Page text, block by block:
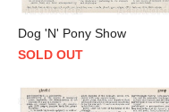
Dog 'N' Pony Show
SOLD OUT